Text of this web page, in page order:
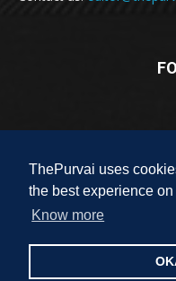
ThePurvai uses
the best experience
Know more
Copyright 2018-2023 THE
Sitemap · All Logos &
Designed & Developed by